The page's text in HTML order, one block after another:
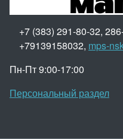
+7 (383) 291-80-32,
+79139158032, mps-
Пн-Пт 9:00-17:00
Персональный раздел